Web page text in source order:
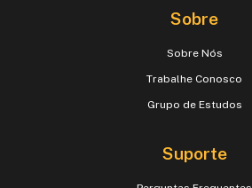
Sobre
Sobre Nós
Trabalhe Conosco
Grupo de Estudos
Suporte